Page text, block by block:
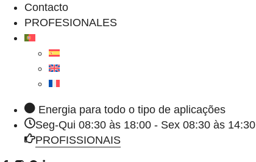
Contacto
PROFESIONALES
Energia para todo o tipo de aplicações
Seg-Qui 08:30 às 18:00 - Sex 08:30 às 14:30
PROFISSIONAIS